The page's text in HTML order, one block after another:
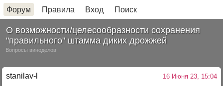
Форум Правила Вход Поиск
О возможности/целесообразности сохранения
"правильного" штамма диких дрожжей
Вопросы виноделов
stanilav-l 16 Июня 23, 15:04